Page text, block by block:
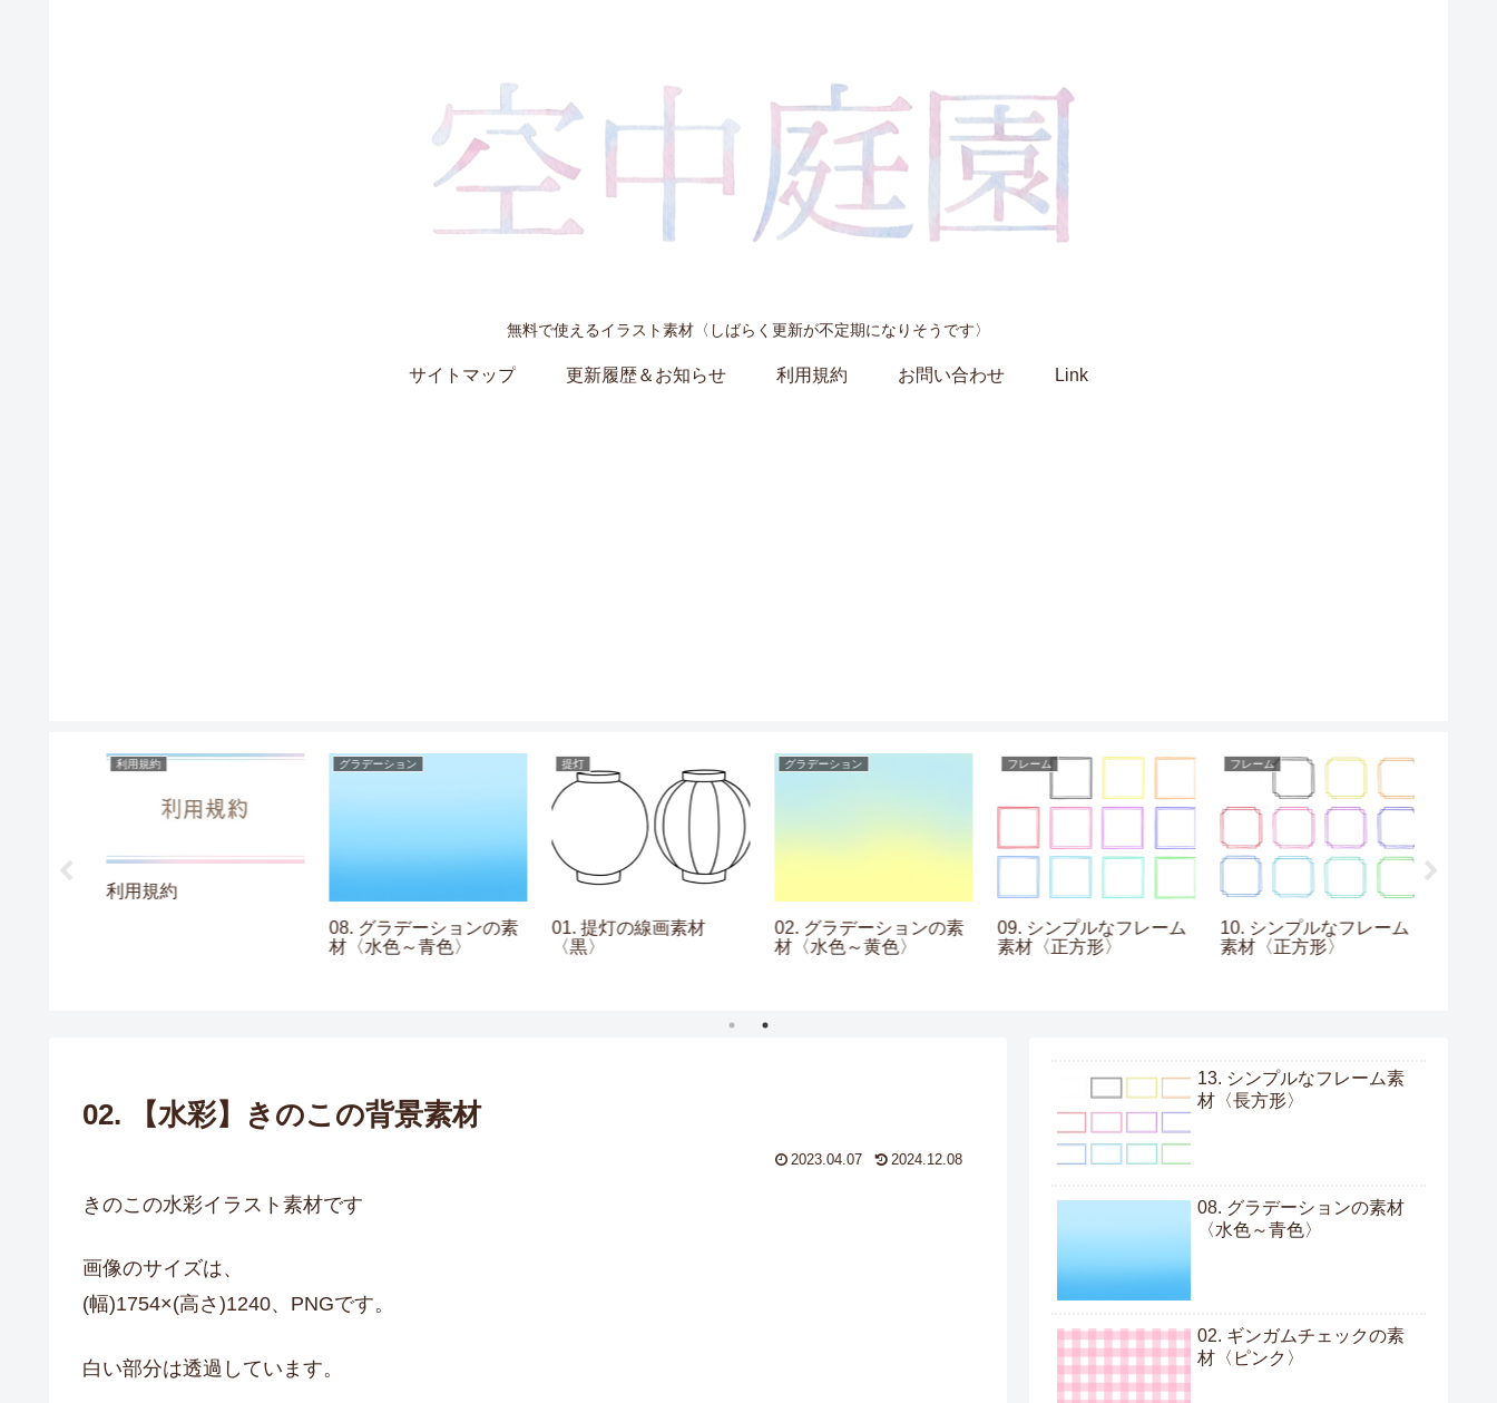
無料で使えるイラスト素材〈しばらく更新が不定期になりそうです〉
サイトマップ 更新履歴＆お知らせ 利用規約 お問い合わせ Link
利用規約
利用規約
グラデーション
08. グラデーションの素
材〈水色～青色〉
提灯
01. 提灯の線画素材
〈黒〉
グラデーション
02. グラデーションの素
材〈水色～黄色〉
フレーム
09. シンプルなフレーム
素材〈正方形〉
フレーム
10. シンプルなフレーム
素材〈正方形〉
02. 【水彩】きのこの背景素材
2023.04.07 2024.12.08
きのこの水彩イラスト素材です
画像のサイズは、
(幅)1754×(高さ)1240、PNGです。
白い部分は透過しています。
13. シンプルなフレーム素
材〈長方形〉
08. グラデーションの素材
〈水色～青色〉
02. ギンガムチェックの素
材〈ピンク〉